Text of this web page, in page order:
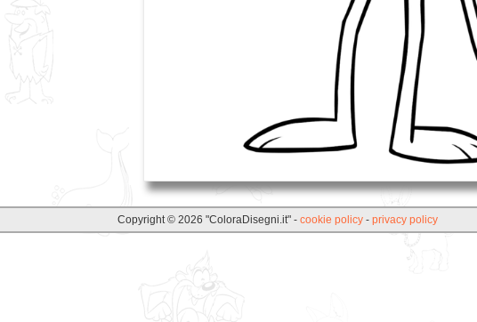
Copyright © 2026 "ColoraDisegni.it" - cookie policy - privacy policy